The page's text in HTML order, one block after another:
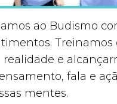
ao Budismo
e
fala e
mentes.